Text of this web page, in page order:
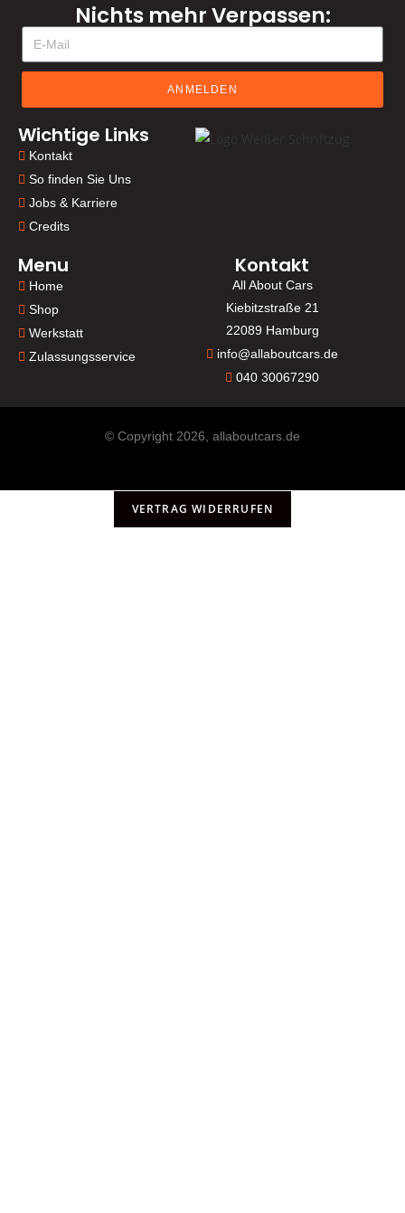
Nichts mehr Verpassen:
ANMELDEN
Wichtige Links
Kontakt
So finden Sie Uns
Jobs & Karriere
Credits
Menu
Home
Shop
Werkstatt
Zulassungsservice
Kontakt
All About Cars
Kiebitzstraße 21
22089 Hamburg
info@allaboutcars.de
040 30067290
© Copyright 2026, allaboutcars.de
VERTRAG WIDERRUFEN